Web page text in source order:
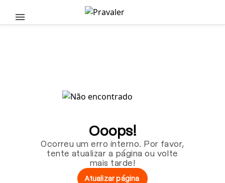
Pular para o conteúdo principal
Ooops!
Ocorreu um erro interno. Por favor,
tente atualizar a página ou volte
mais tarde!
Atualizar página